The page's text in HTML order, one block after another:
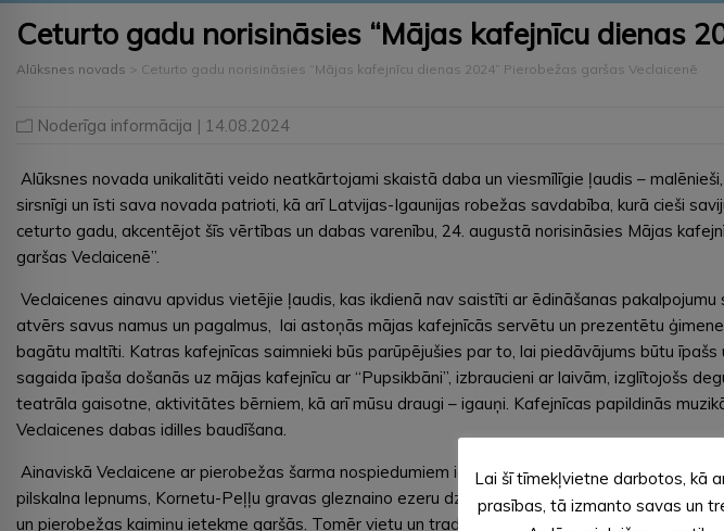
Ceturto gadu norisināsies “Mājas kafejnīcu dienas
Alūksnes novads > Ceturto gadu norisināsies “Mājas kafejnīcu dienas 2024” Pierobežas garšas Veclaicenē
Noderīga informācija | 14.08.2024
Alūksnes novada unikalitāti veido neatkārtojami skaistā daba un viesmīlīgie ļaudis –
sirsnīgi un īsti sava novada patrioti, kā arī Latvijas-Igaunijas robežas savdabība, kurā cieši
ceturto gadu, akcentējot šīs vērtības un dabas varenību, 24. augustā norisināsies Mājas
garšas Veclaicenē”.
Veclaicenes ainavu apvidus vietējie ļaudis, kas ikdienā nav saistīti ar ēdināšanas pakalpojumu
atvērs savus namus un pagalmus, lai astoņās mājas kafejnīcās servētu un prezentētu
bagātu maltīti. Katras kafejnīcas saimnieki būs parūpējušies par to, lai piedāvājums būtu īpašs
sagaida īpaša došanās uz mājas kafejnīcu ar “Pupsikbāni”, izbraucieni ar laivām, izglītojošs
teatrāla gaisotne, aktivitātes bērniem, kā arī mūsu draugi – igauņi. Kafejnīcas papildinās
Veclaicenes dabas idilles baudīšana.
Ainaviskā Veclaicene ar pierobežas šarma nospiedumiem ietver sevī pavisam īpašas garšas,
pilskalna lepnums, Kornetu-Peļļu gravas gleznaino ezeru dziļums, malēniešu veselīgā dzīves
un pierobežas kaimiņu ietekme garšās. Tomēr vietu un tradīcijas pa īstam pazīstam un pilnīgi
Lai šī tīmekļvietne darbotos, kā
prasības, tā izmanto savas un